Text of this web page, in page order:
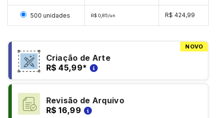
Selecionar 500 unidades
500 unidades R$ 0,85/un R$ 424,99
NOVO
Criação de Arte
R$ 45,99*
Revisão de Arquivo
R$ 16,99